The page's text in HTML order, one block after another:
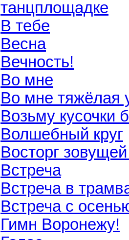
танцплощадке
В тебе
Весна
Вечность!
Во мне
Во мне тяжёлая
Возьму кусочки
Волшебный круг
Восторг
Встреча
Встреча в
Встреча с
Гимн Воронежу!